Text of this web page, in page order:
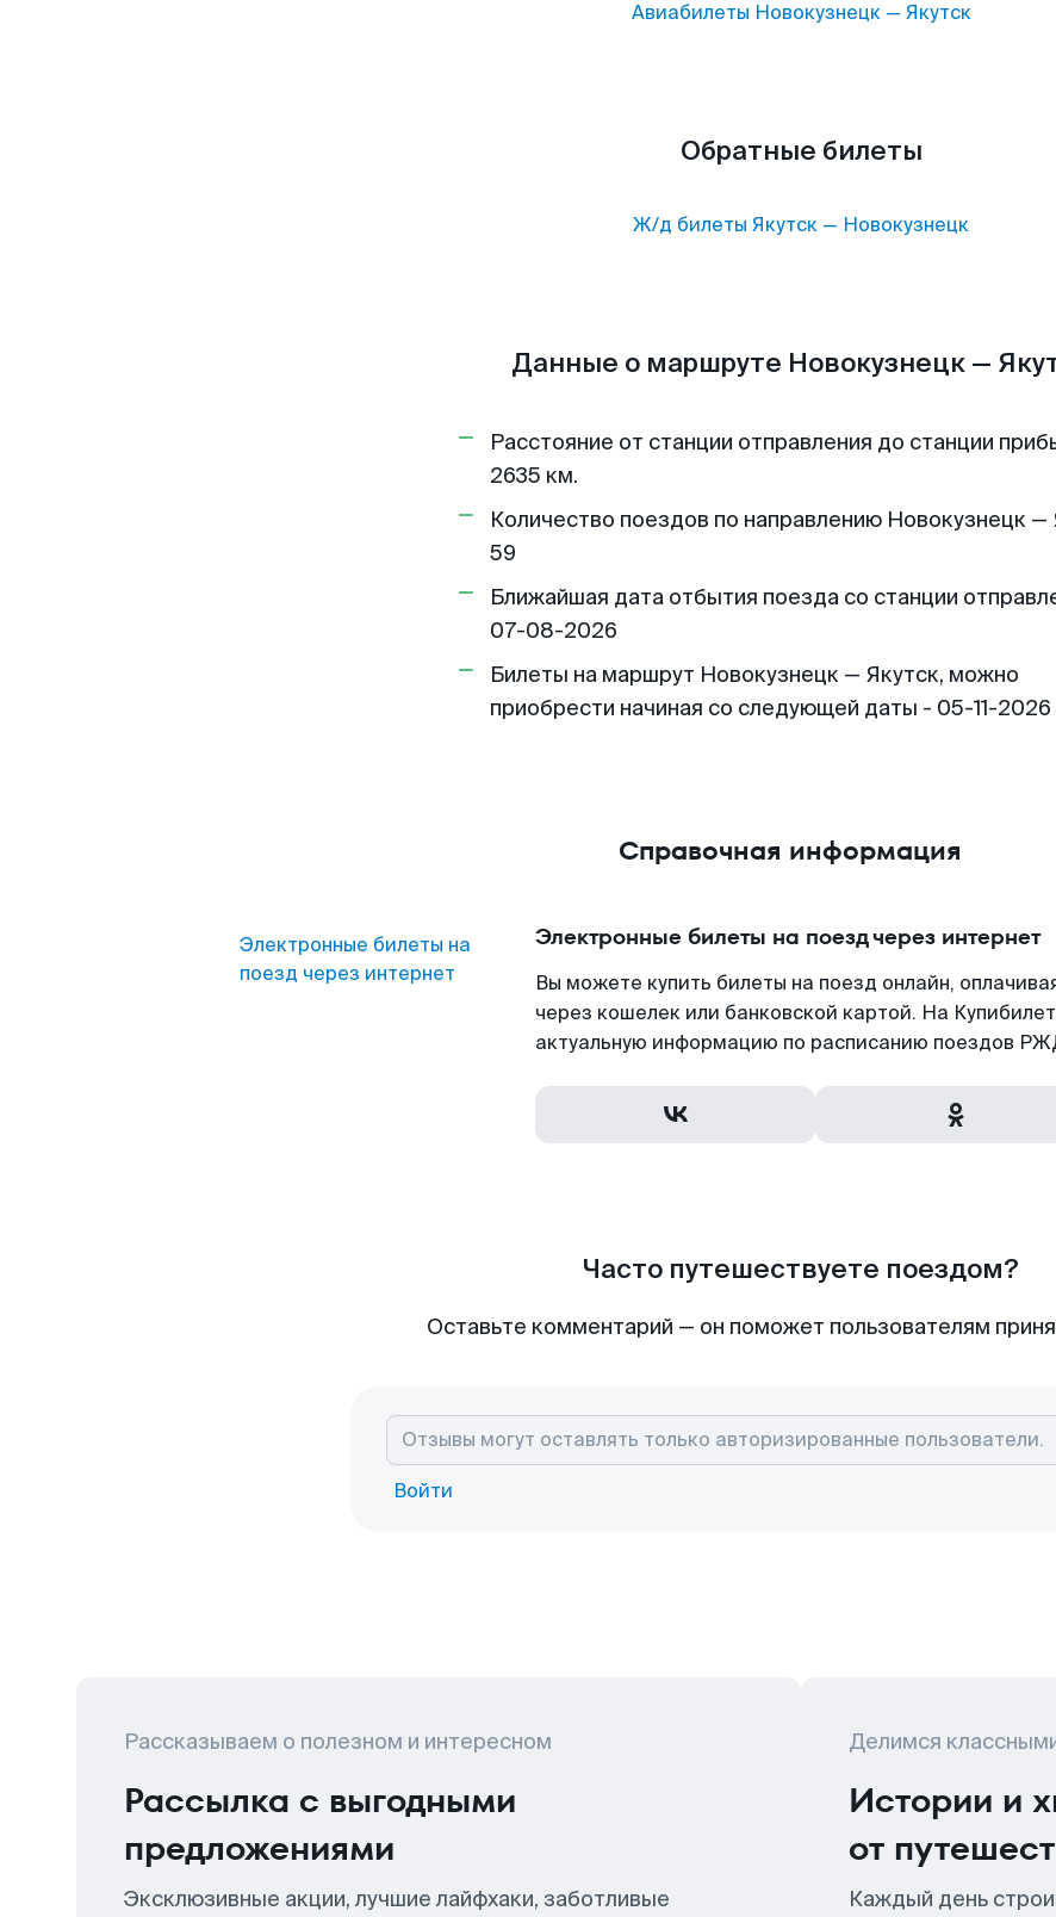
Авиабилеты Новокузнецк— Якутск
Обратные билеты
Ж/д билеты Якутск — Новокузнецк
Данные о маршруте Новокузнецк —
Расстояние от станции отправления до станции
2635 км.
Количество поездов по направлению Новокузнецк —
59
Ближайшая дата отбытия поезда со станции
07-08-2026
Билеты на маршрут Новокузнецк — Якутск, можно
приобрести начиная со следующей даты - 05-11-2026
Справочная информация
Электронные билеты на
поезд через интернет
Электронные билеты на поезд через интернет
Вы можете купить билеты на поезд онлайн,
через кошелек или банковской картой. На
актуальную информацию по расписанию поездов
Часто путешествуете поездом?
Оставьте комментарий — он поможет пользователям
Войти
Рассказываем о полезном и интересном
Рассылка с выгодными
предложениями
Эксклюзивные акции, лучшие лайфхаки, заботливые
Делимся
Истории и
от
Каждый день